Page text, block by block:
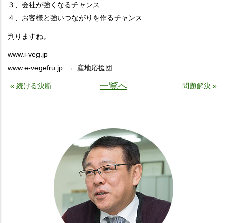
３、会社が強くなるチャンス
４、お客様と強いつながりを作るチャンス
判りますね。
www.i-veg.jp
www.e-vegefru.jp ←産地応援団
« 続ける決断 一覧へ 問題解決 »